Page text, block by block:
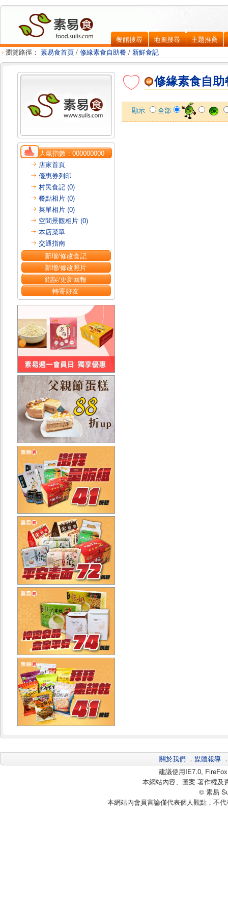
餐館搜尋 地圖搜尋
主題推薦
瀏覽路徑： 素易食首頁 / 修緣素食自助餐 / 新鮮食記
人氣指數：000000000
店家首頁
優惠券列印
村民食記 (0)
餐點相片 (0)
菜單相片 (0)
空間景觀相片 (0)
本店菜單
交通指南
新增/修改食記
新增/修改照片
錯誤/更新回報
轉寄好友
修緣素食自助
顯示 全部
關於我們 ． 媒體報導
建議使用IE7.0,
本網站內容、圖案 著作權及
© 素易
本網站內會員言論僅代表個人觀點，不